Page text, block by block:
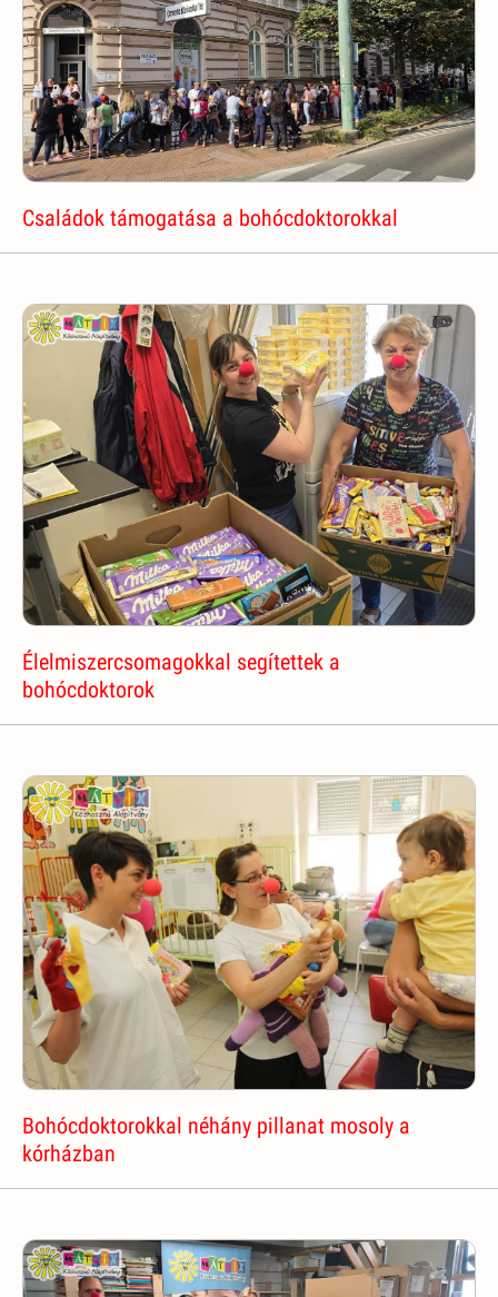
Családok támogatása a bohócdoktorokkal
Élelmiszercsomagokkal segítettek a
bohócdoktorok
Bohócdoktorokkal néhány pillanat mosoly a
kórházban